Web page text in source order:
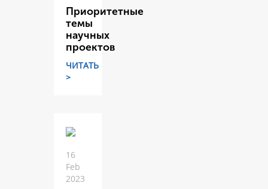
Приоритетные
темы
научных
проектов
ЧИТАТЬ
>
16
Feb
2023